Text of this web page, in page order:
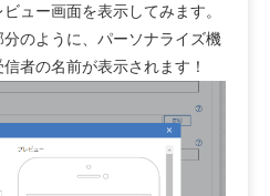
ュー画面を表示してみます。
のように、パーソナライズ機
者の名前が表示されます！